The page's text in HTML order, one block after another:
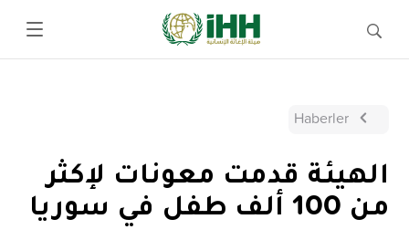
Haberler
الهيئة قدمت معونات لإكثر
من 100 ألف طفل في سوريا